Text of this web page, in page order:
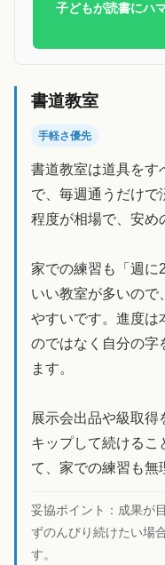
子どもが読書にハ
書道教室
手軽さ優先
書道教室は道具をす
で、毎週通うだけで
程度が相場で、安め
家での練習も「週に
いい教室が多いので
やすいです。進度は
のではなく自分の字
ます。
展示会出品や級取得
キップして続けるこ
て、家での練習も無
妥協ポイント： 成果が
ずのんびり続けたい場
す。